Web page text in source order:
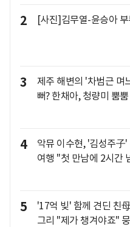
2 [사진]김무열-윤승아
3
제주 해변의 '차범근 며
뻐? 한채아, 청량미 뿜뿜
4
악뮤 이수현, '김성주子
여행 "첫 만남에 2시간
5
'17억 빚' 함께 견딘 친
그리 "제가 챙겨야죠"